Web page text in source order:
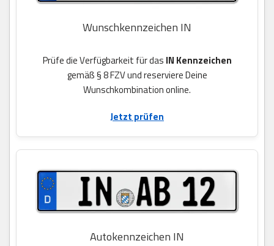
Wunschkennzeichen IN
Prüfe die Verfügbarkeit für das IN Kennzeichen
gemäß § 8 FZV und reserviere Deine
Wunschkombination online.
Jetzt prüfen
Autokennzeichen IN